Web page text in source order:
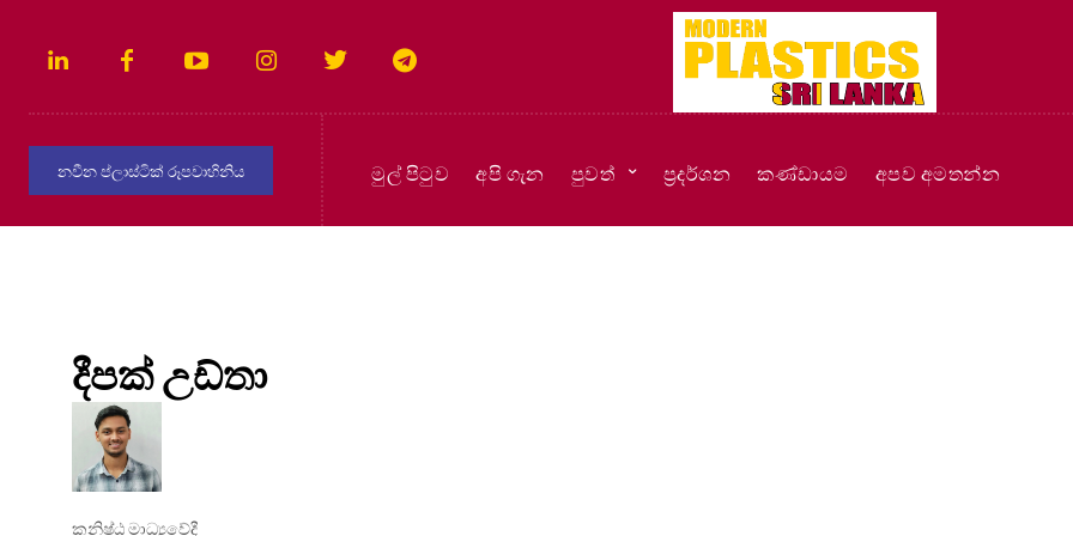
නවීන ප්ලාස්ටික් රූපවාහිනිය මුල් පිටුව අපි ගැන පුවත් ප්‍රදර්ශන කණ්ඩායම අපව අමතන්න
දීපක් උඩ්තා
කනිෂ්ඨ මාධ්‍යවේදී